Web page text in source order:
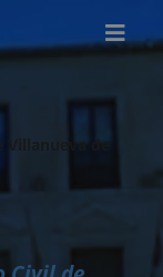
Villanueva de